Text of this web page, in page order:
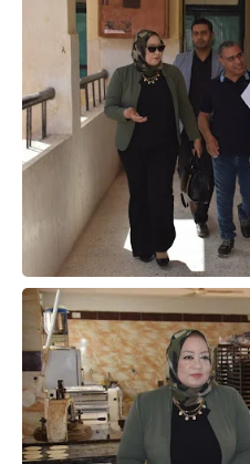
خدمات
الصحه والجمال
فن المطبخ
مقالات